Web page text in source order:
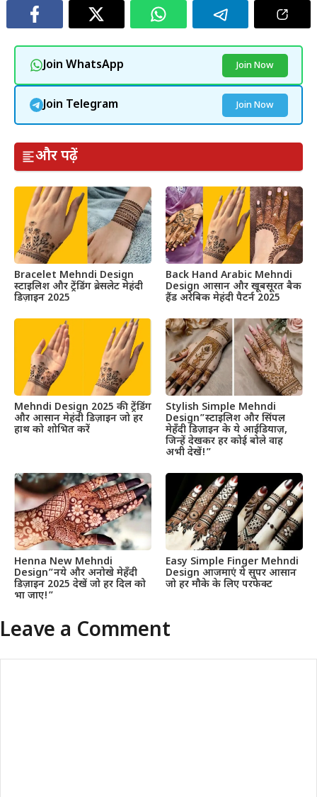
Join WhatsApp Join Now
Join Telegram Join Now
और पढ़ें
Bracelet Mehndi Design
स्टाइलिश और ट्रेंडिंग ब्रेसलेट मेहंदी
डिज़ाइन 2025
Back Hand Arabic Mehndi
Design आसान और खूबसूरत बैक
हैंड अरेबिक मेहंदी पैटर्न 2025
Mehndi Design 2025 की ट्रेंडिंग
और आसान मेहंदी डिज़ाइन जो हर
हाथ को शोभित करें
Stylish Simple Mehndi
Design”स्टाइलिश और सिंपल
मेहँदी डिज़ाइन के ये आईडियाज़,
जिन्हें देखकर हर कोई बोले वाह
अभी देखें!”
Henna New Mehndi
Design”नये और अनोखे मेहँदी
डिज़ाइन 2025 देखें जो हर दिल को
भा जाए!”
Easy Simple Finger Mehndi
Design आजमाएं ये सुपर आसान
जो हर मौके के लिए परफेक्ट
Leave a Comment